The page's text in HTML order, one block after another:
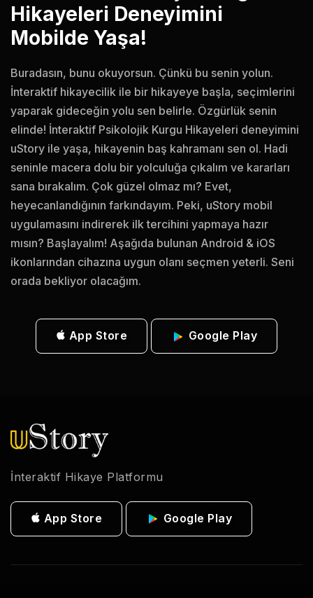
Hikayeleri Deneyimini
Mobilde Yaşa!
Buradasın, bunu okuyorsun. Çünkü bu senin yolun.
İnteraktif hikayecilik ile bir hikayeye başla, seçimlerini
yaparak gideceğin yolu sen belirle. Özgürlük senin
elinde! İnteraktif Psikolojik Kurgu Hikayeleri deneyimini
uStory ile yaşa, hikayenin baş kahramanı sen ol. Hadi
seninle macera dolu bir yolculuğa çıkalım ve kararları
sana bırakalım. Çok güzel olmaz mı? Evet,
heyecanlandığının farkındayım. Peki, uStory mobil
uygulamasını indirerek ilk tercihini yapmaya hazır
mısın? Başlayalım! Aşağıda bulunan Android & iOS
ikonlarından cihazına uygun olanı seçmen yeterli. Seni
orada bekliyor olacağım.
App Store Google Play
İnteraktif Hikaye Platformu
App Store Google Play